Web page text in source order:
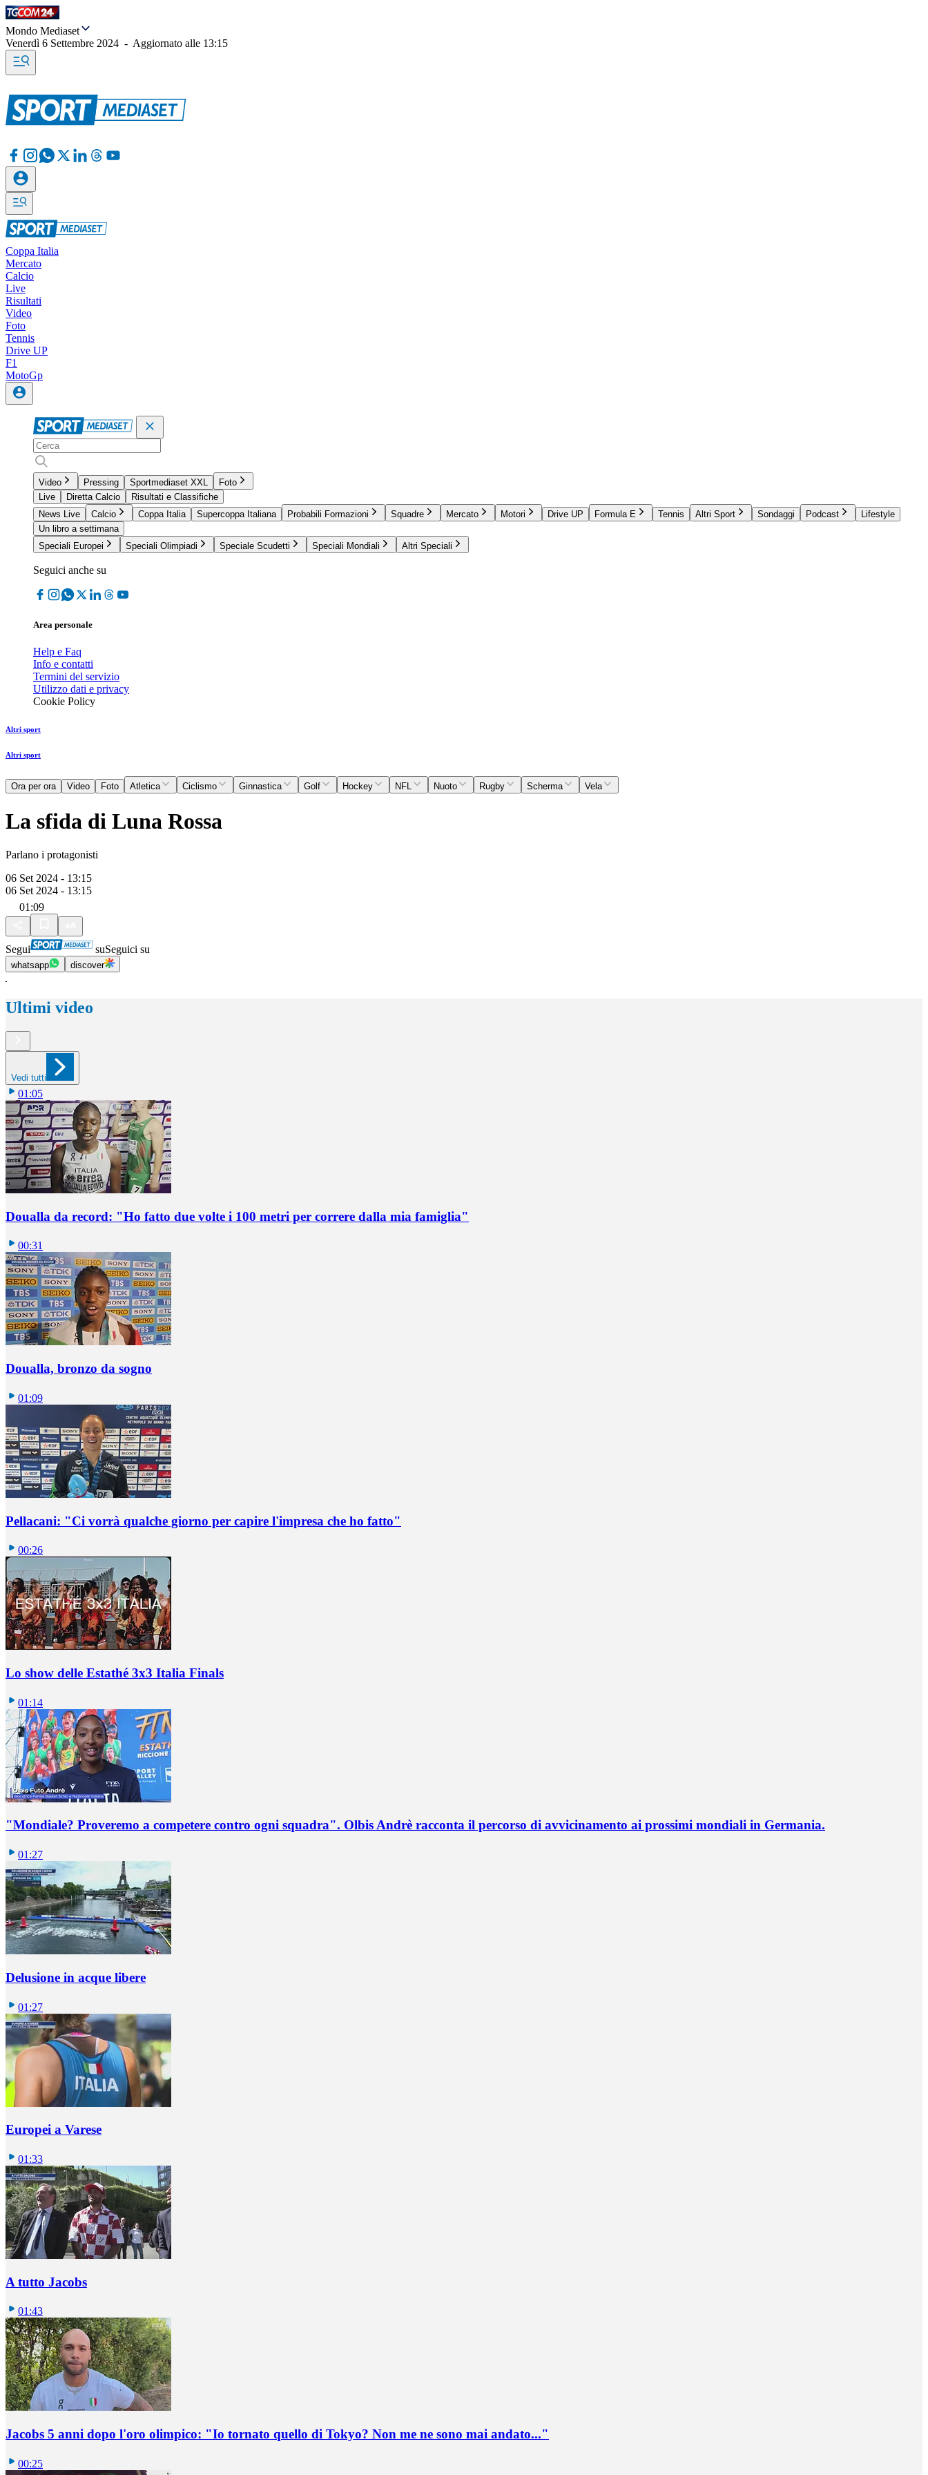
Mondo Mediaset
Venerdì 6 Settembre 2024 - Aggiornato alle 13:15
Coppa Italia
Mercato
Calcio
Live
Risultati
Video
Foto
Tennis
Drive UP
F1
MotoGp
Video Pressing Sportmediaset XXL
Foto
Live
Diretta Calcio
Risultati e Classifiche
News Live
Calcio Coppa Italia Supercoppa Italiana Probabili Formazioni Squadre Mercato Motori Drive UP Formula E Tennis Altri Sport Sondaggi Podcast
Lifestyle
Un libro a settimana
Speciali Europei
Speciali Olimpiadi Speciale Scudetti Speciali Mondiali Altri Speciali
Seguici anche su
Area personale
Help e Faq
Info e contatti
Termini del servizio
Utilizzo dati e privacy
Cookie Policy
Altri sport
Altri sport
Ora per ora Video Foto Atletica Ciclismo Ginnastica Golf Hockey NFL Nuoto Rugby Scherma Vela
La sfida di Luna Rossa
Parlano i protagonisti
06 Set 2024 - 13:15
06 Set 2024 - 13:15
01:09
Segui suSeguici su
whatsapp discover
Ultimi video
Vedi tutti
01:05
Doualla da record: "Ho fatto due volte i 100 metri per correre dalla mia famiglia"
00:31
Doualla, bronzo da sogno
01:09
Pellacani: "Ci vorrà qualche giorno per capire l'impresa che ho fatto"
00:26
Lo show delle Estathé 3x3 Italia Finals
01:14
"Mondiale? Proveremo a competere contro ogni squadra". Olbis Andrè racconta il percorso di avvicinamento ai prossimi mondiali in Germania.
01:27
Delusione in acque libere
01:27
Europei a Varese
01:33
A tutto Jacobs
01:43
Jacobs 5 anni dopo l'oro olimpico: "Io tornato quello di Tokyo? Non me ne sono mai andato..."
00:25